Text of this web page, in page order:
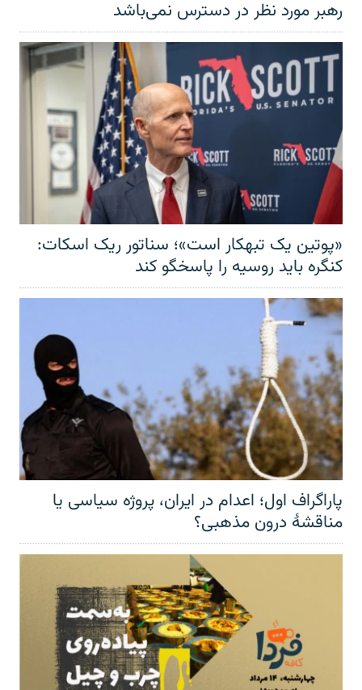
رهبر مورد نظر در دسترس نمی‌باشد
«پوتین یک تبهکار است»؛ سناتور ریک اسکات:
کنگره باید روسیه را پاسخگو کند
پاراگراف اول؛ اعدام در ایران، پروژه سیاسی یا
مناقشهٔ درون مذهبی؟